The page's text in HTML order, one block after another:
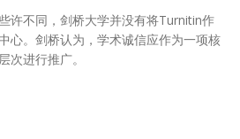
许不同，剑桥大学并没有将Turnitin作
心。剑桥认为，学术诚信应作为一项核
次进行推广。